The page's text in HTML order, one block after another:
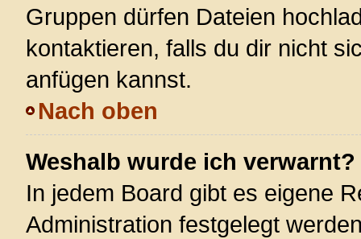
Gruppen dürfen Dateien
kontaktieren, falls du dir nicht
anfügen kannst.
Nach oben
Weshalb wurde ich verwarnt?
In jedem Board gibt es eigene
Administration festgelegt